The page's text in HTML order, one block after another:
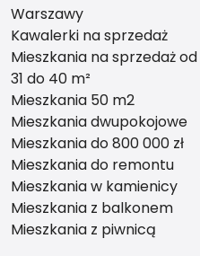
Warszawy
Kawalerki na sprzedaż
Mieszkania na sprzedaż od
31 do 40 m²
Mieszkania 50 m2
Mieszkania dwupokojowe
Mieszkania do 800 000 zł
Mieszkania do remontu
Mieszkania w kamienicy
Mieszkania z balkonem
Mieszkania z piwnicą